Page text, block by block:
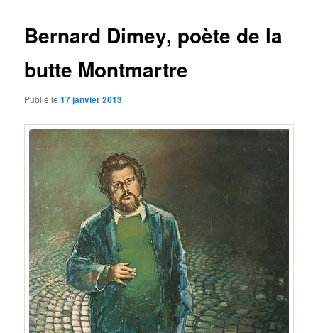
Bernard Dimey, poète de la
butte Montmartre
Publié le17 janvier 2013